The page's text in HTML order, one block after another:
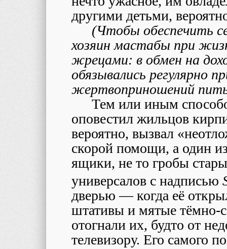
другими детьми,
(Чтобы обеспечить
хозяин мастабы при
жрецами: в обмен на
обязывались регулярно
жертвоприношений
Тем или иным
оповестил жильцов
вероятно, вызвал
скорой помощи, а один
ящики, не то гробы
универсалов с надписью
дверью — когда её
штативы и мятые тёмно-
отогнали их, будто от
телевизору. Его самого